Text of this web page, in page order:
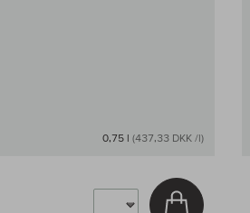
0,75 l (437,33 DKK /l)
Læg i kurv